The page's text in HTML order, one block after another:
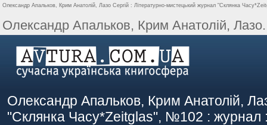
Олександр Апальков, Крим Анатолій, Лазо Сергій : Літературно-мистецький журнал "Склянка
Олександр Апальков, Крим Анатолій,
Олександр Апальков, Крим Анатолій,
"Склянка Часу*Zeitglas", №102 : журнал :